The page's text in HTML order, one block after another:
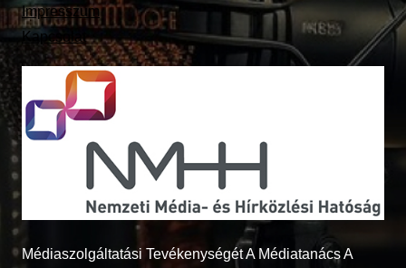
Impresszum
Kapcsolat
Médiaszolgáltatási Tevékenységét A Médiatanács A